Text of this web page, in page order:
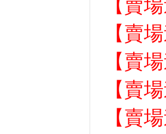
【賣
【賣
【賣
【賣